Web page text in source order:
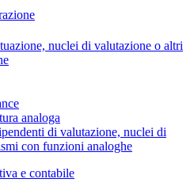
nuclei di valutazione o altri
analoga
di valutazione, nuclei di
con funzioni analoghe
e contabile